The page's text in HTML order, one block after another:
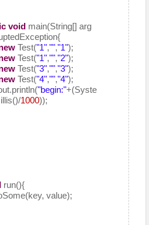
void main(String[] arg
Test("1","","1");
Test("1","","2");
Test("3","","3");
Test("4","","4");
"begin:"+(Syste
1000));
run(){
value);